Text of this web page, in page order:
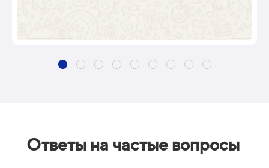
Ответы на частые вопросы